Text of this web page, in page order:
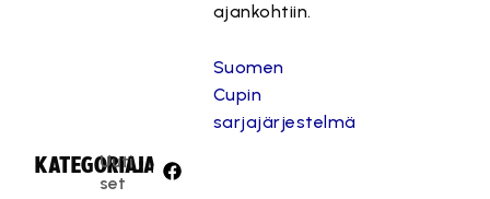
ajankohtiin.
Suomen
Cupin
sarjajärjestelmä
KATEGORIA:
Uuti
set
JAA: